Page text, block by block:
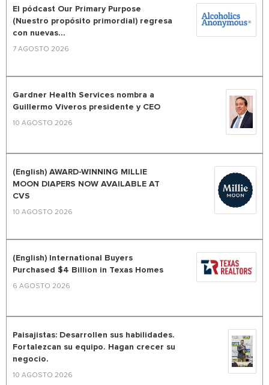
El pódcast Our Primary Purpose
(Nuestro propósito primordial) regresa
con nuevas...
7 AGOSTO 2026
Gardner Health Services nombra a
Guillermo Viveros presidente y CEO
10 AGOSTO 2026
(English) AWARD-WINNING MILLIE
MOON DIAPERS NOW AVAILABLE AT
CVS
10 AGOSTO 2026
(English) International Buyers
Purchased $4 Billion in Texas Homes
6 AGOSTO 2026
Paisajistas: Desarrollen sus habilidades.
Fortalezcan su equipo. Hagan crecer su
negocio.
10 AGOSTO 2026